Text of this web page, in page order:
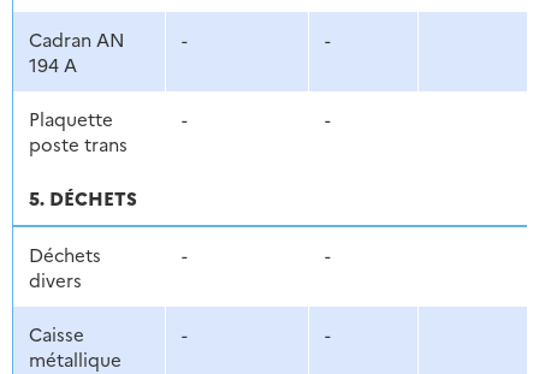
Cadran AN
194 A
- -
Plaquette
poste trans
- -
5. DÉCHETS
Déchets
divers
- -
Caisse
métallique
- -